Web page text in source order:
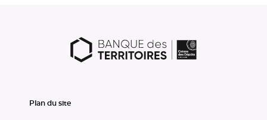
Plan du site